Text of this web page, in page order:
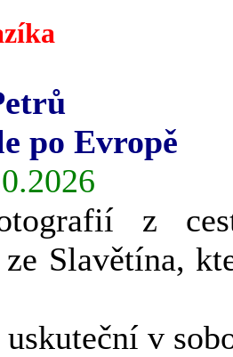
po Evropě
z
ze Slavětína,
uskuteční v